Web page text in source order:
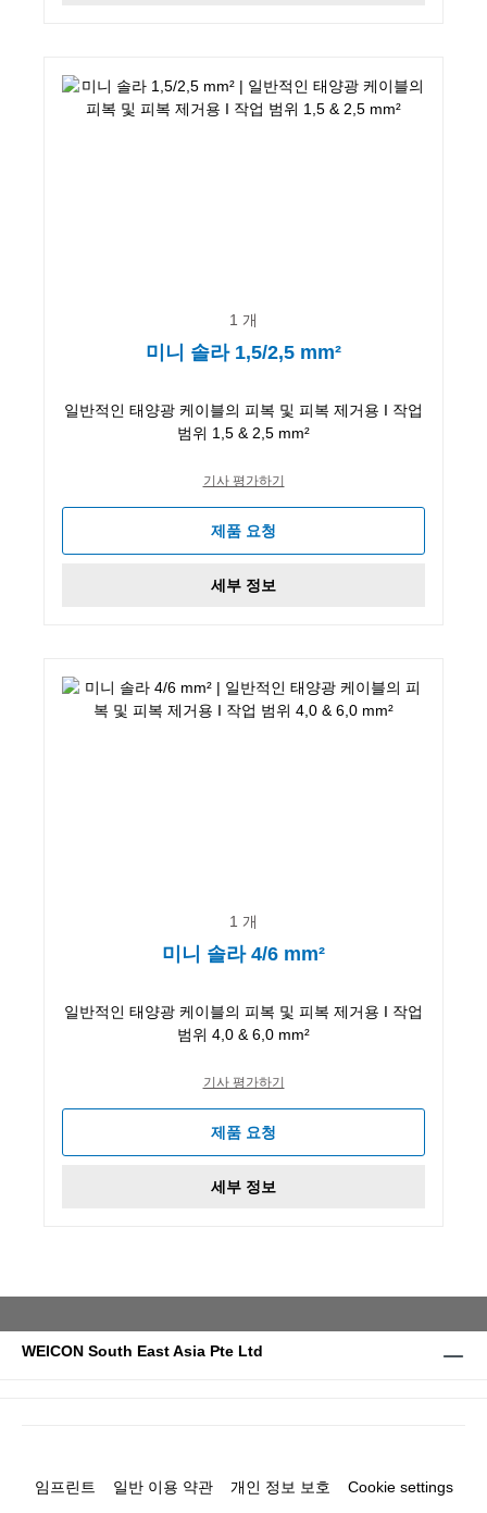
1 개
미니 솔라 1,5/2,5 mm²
일반적인 태양광 케이블의 피복 및 피복 제거용 I 작업
범위 1,5 & 2,5 mm²
기사 평가하기
제품 요청
세부 정보
1 개
미니 솔라 4/6 mm²
일반적인 태양광 케이블의 피복 및 피복 제거용 I 작업
범위 4,0 & 6,0 mm²
기사 평가하기
제품 요청
세부 정보
WEICON South East Asia Pte Ltd
임프린트 일반 이용 약관 개인 정보 보호 Cookie settings